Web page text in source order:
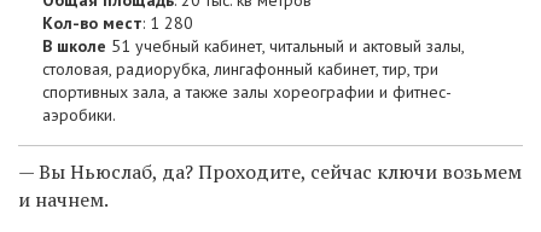
Кол-во мест: 1 280
В школе 51 учебный кабинет, читальный и актовый залы,
столовая, радиорубка, лингафонный кабинет, тир, три
спортивных зала, а также залы хореографии и фитнес-
аэробики.
— Вы Ньюслаб, да? Проходите, сейчас ключи возьмем
и начнем.